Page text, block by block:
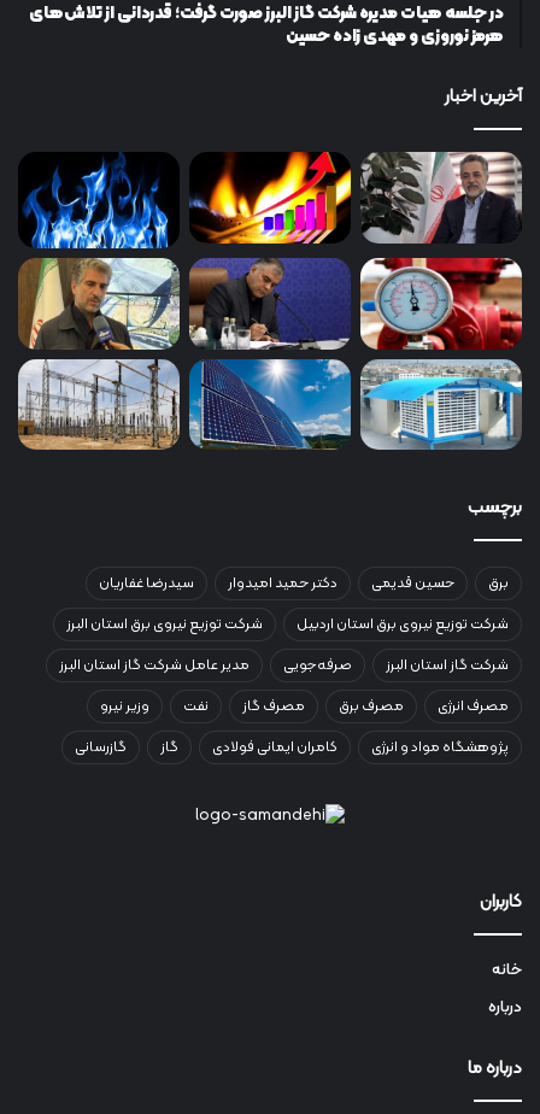
در جلسه هیات مدیره شرکت گاز البرز صورت گرفت؛ قدردانی از تلاش‌های
هرمز نوروزی و مهدی زاده حسین
آخرین اخبار
برچسب
برق حسین قدیمی دکتر حمید امیدوار
سیدرضا غفاریان
شرکت توزیع نیروی برق استان اردبیل
شرکت توزیع نیروی برق استان البرز
شرکت گاز استان البرز
صرفه‌جویی
مدیر عامل شرکت گاز استان البرز
مصرف انرژی
مصرف برق مصرف گاز نفت
وزیر نیرو
پژوهشگاه مواد و انرژی
کامران ایمانی فولادی گاز گازرسانی
کاربران
خانه
درباره
درباره ما